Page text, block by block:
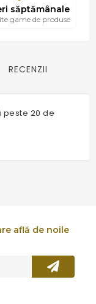
săptămânale
game de produse
RECENZII
peste 20 de
află de noile